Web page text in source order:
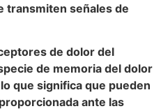
transmiten señales de
de dolor del
de memoria del dolor
que significa que pueden
ante las